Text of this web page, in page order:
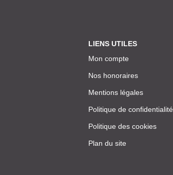
LIENS UTILES
Mon compte
Nos honoraires
Mentions légales
Politique de confidentialité
Politique des cookies
Plan du site